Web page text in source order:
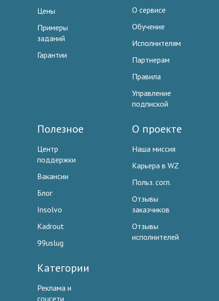
Цены
Примеры
заданий
Гарантии
О сервисе
Обучение
Исполнителям
Партнерам
Правила
Управление
подпиской
Полезное
Центр
поддержки
Вакансии
Блог
Insolvo
Kadrout
99uslug
О проекте
Наша миссия
Карьера в WZ
Польз. согл.
Отзывы
заказчиков
Отзывы
исполнителей
Категории
Реклама и
соцсети